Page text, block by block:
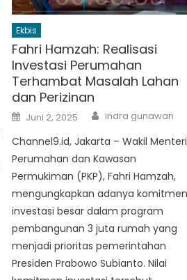
Ekbis
Fahri Hamzah: Realisasi
Investasi Perumahan
Terhambat Masalah Lahan
dan Perizinan
Posted
on
Juni 2, 2025 Author
indra gunawan
Channel9.id, Jakarta – Wakil Menteri
Perumahan dan Kawasan
Permukiman (PKP), Fahri Hamzah,
mengungkapkan adanya
investasi besar dalam program
pembangunan 3 juta rumah yang
menjadi prioritas pemerintahan
Presiden Prabowo Subianto. Nilai